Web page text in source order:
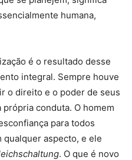
humana,
é o resultado desse
integral. Sempre houve
o direito e o poder de seus
conduta. O homem
para todos
qualquer aspecto, e ele
. O que é novo